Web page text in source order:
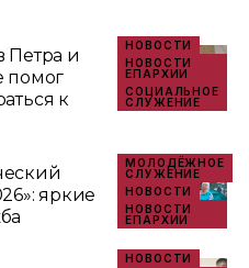
НОВОСТИ
НОВОСТИ
ЕПАРХИИ
СОЦИАЛЬНОЕ
СЛУЖЕНИЕ
Петра и
помог
к
МОЛОДЁЖНОЕ
СЛУЖЕНИЕ
НОВОСТИ
НОВОСТИ
ЕПАРХИИ
яркие
НОВОСТИ